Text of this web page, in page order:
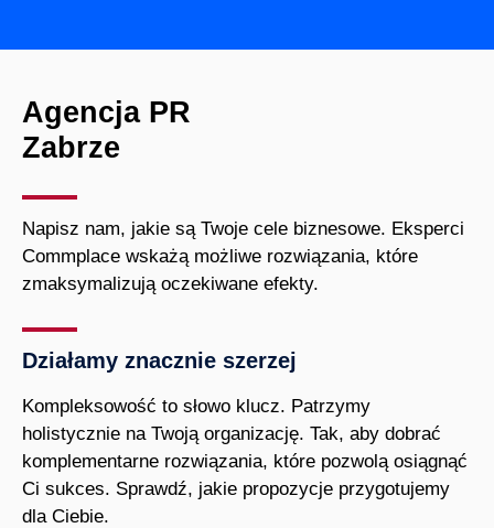
Agencja PR
Zabrze
Napisz nam, jakie są Twoje cele biznesowe. Eksperci
Commplace wskażą możliwe rozwiązania, które
zmaksymalizują oczekiwane efekty.
Działamy znacznie szerzej
Kompleksowość to słowo klucz. Patrzymy
holistycznie na Twoją organizację. Tak, aby dobrać
komplementarne rozwiązania, które pozwolą osiągnąć
Ci sukces. Sprawdź, jakie propozycje przygotujemy
dla Ciebie.